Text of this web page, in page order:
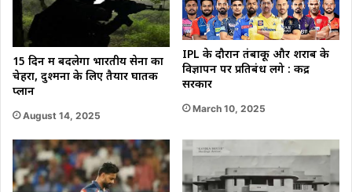
15 दिन में बदलेगा भारतीय सेना का
चेहरा, दुश्मनों के लिए तैयार घातक
प्लान
August 14, 2025
IPL के दौरान तंबाकू और शराब के
विज्ञापन पर प्रतिबंध लगे : केंद्र
सरकार
March 10, 2025